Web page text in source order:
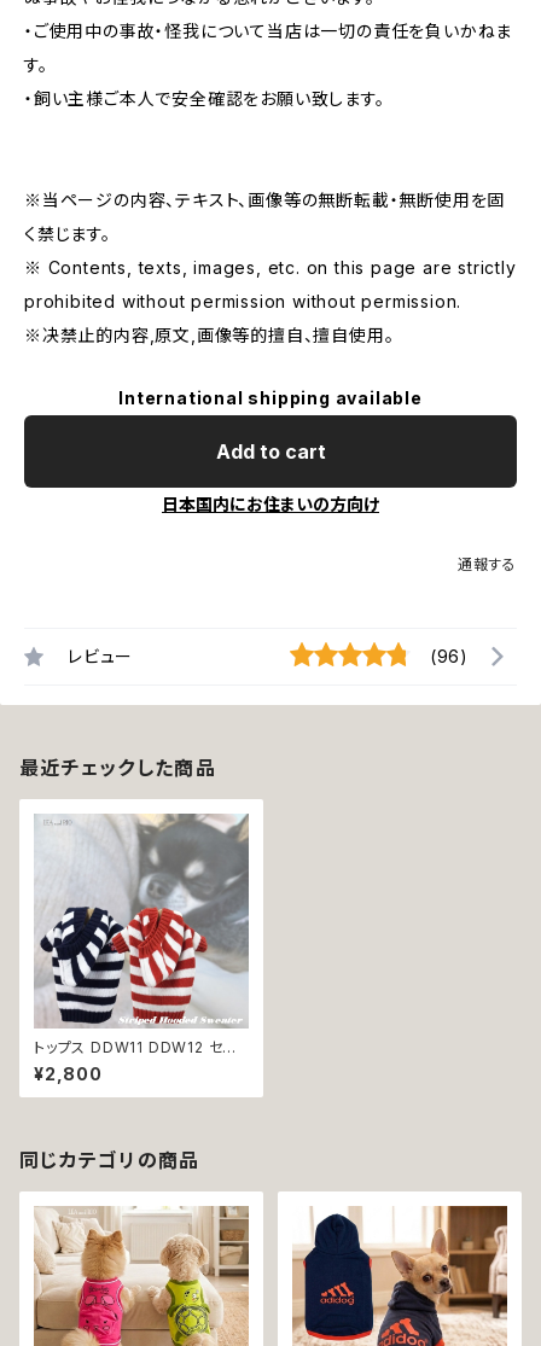
・ご使用中の事故・怪我について当店は一切の責任を負いかねま
す。
・飼い主様ご本人で安全確認をお願い致します。
※当ページの内容、テキスト、画像等の無断転載・無断使用を固
く禁じます。
※ Contents, texts, images, etc. on this page are strictly
prohibited without permission without permission.
※决禁止的内容,原文,画像等的擅自、擅自使用。
International shipping available
Add to cart
日本国内にお住まいの方向け
通報する
レビュー (96)
最近チェックした商品
トップス DDW11 DDW12 セー
ター ボーダー フード付き dog
ウェア ドッグ ウェア ドッグウエ
ア 犬 猫 ペット 服 犬服 猫服 犬
可愛い おしゃれ 返品交換不可
¥2,800
同じカテゴリの商品